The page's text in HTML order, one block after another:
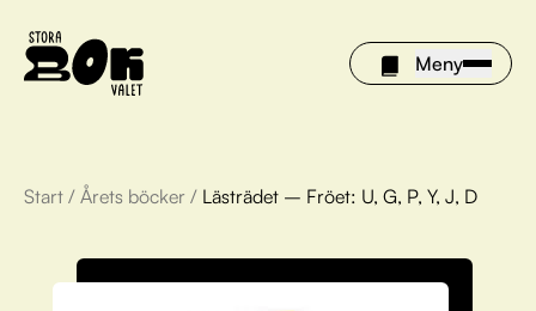
Meny
Årets böcker
Om Stora bokvalet
Start / Årets böcker / Lästrädet – Fröet: U, G, P, Y, J, D